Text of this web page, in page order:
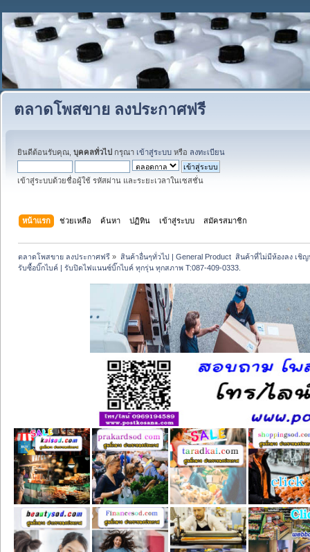
ตลาดโพสขาย ลงประกาศฟรี
ยินดีต้อนรับคุณ, บุคคลทั่วไป กรุณา เข้าสู่ระบบ หรือ ลงทะเบียน
เข้าสู่ระบบด้วยชื่อผู้ใช้ รหัสผ่าน และระยะเวลาในเซสชั่น
หน้าแรก ช่วยเหลือ ค้นหา ปฏิทิน เข้าสู่ระบบ สมัครสมาชิก
ตลาดโพสขาย ลงประกาศฟรี » สินค้าอื่นๆทั่วไป | General Product  สินค้าที่ไม่มีห้องลง เชิญ
รับซื้อบิ๊กไบค์ | รับปิดไฟแนนซ์บิ๊กไบค์ ทุกรุ่น ทุกสภาพ T:087-409-0333.